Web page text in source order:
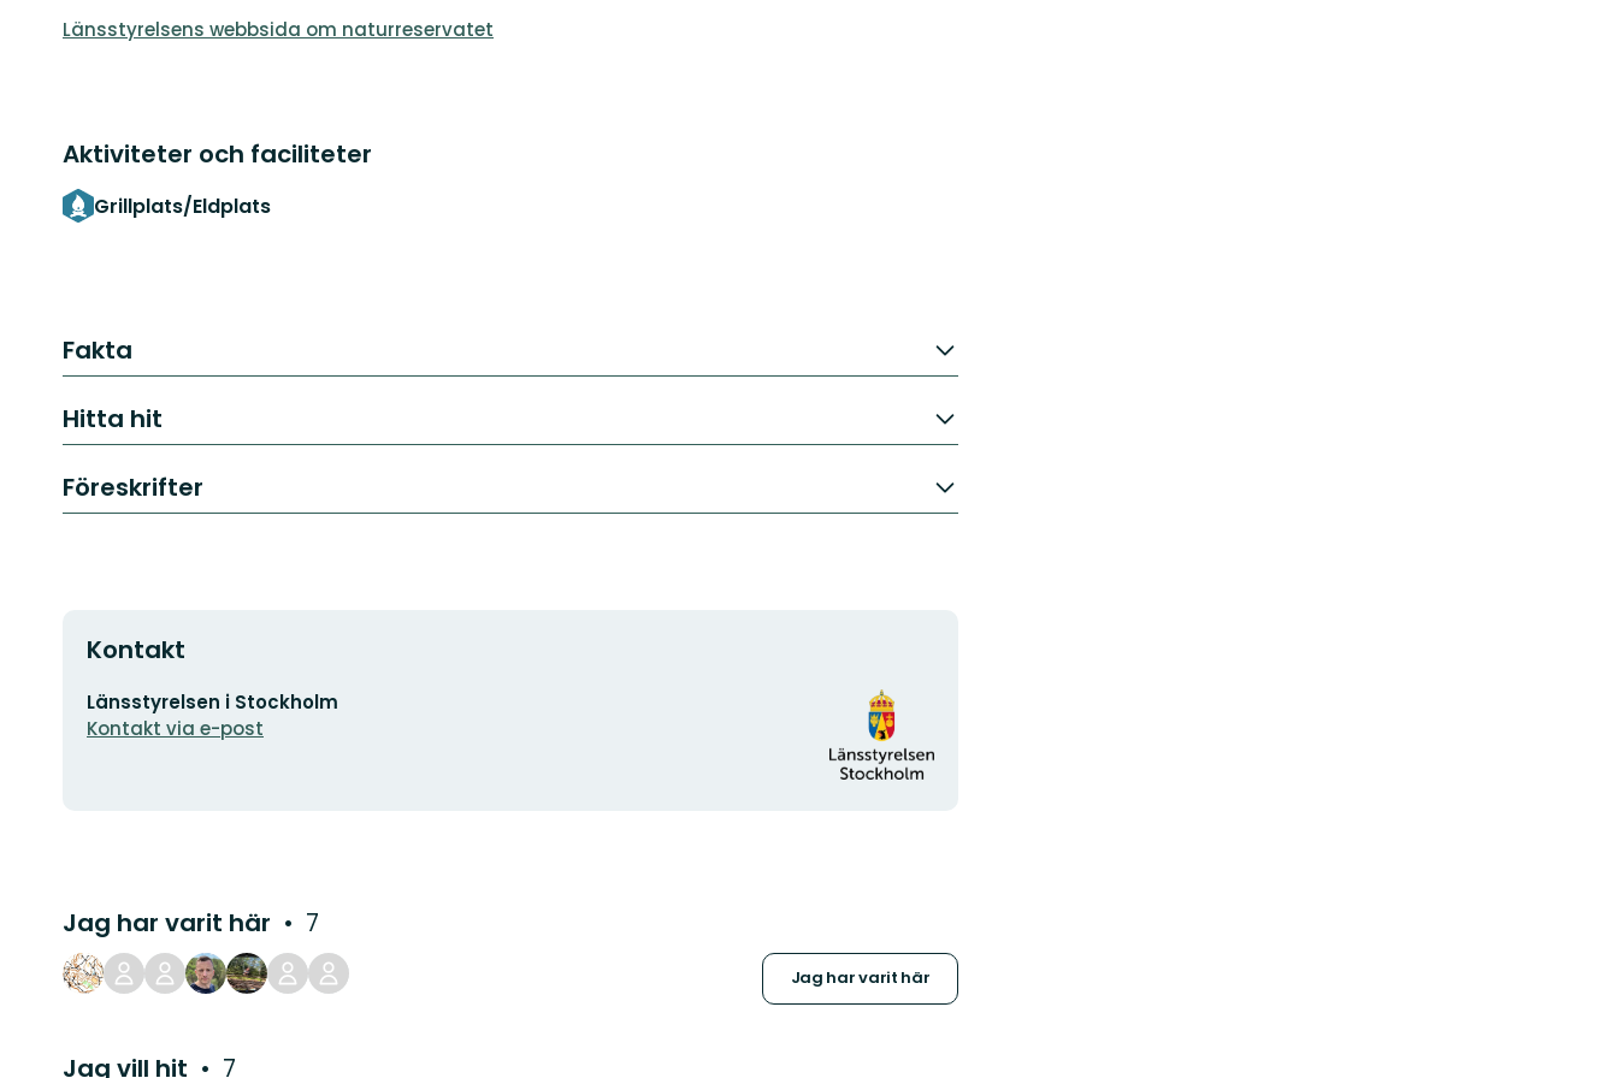
Länsstyrelsens webbsida om naturreservatet
Aktiviteter och faciliteter
Grillplats/Eldplats
Fakta
Hitta hit
Föreskrifter
Kontakt
E-
postadress
Länsstyrelsen i Stockholm
Kontakt via e-post
Organisationens
logotyp
Jag har varit här 7
Jag har varit här
Jag vill hit 7